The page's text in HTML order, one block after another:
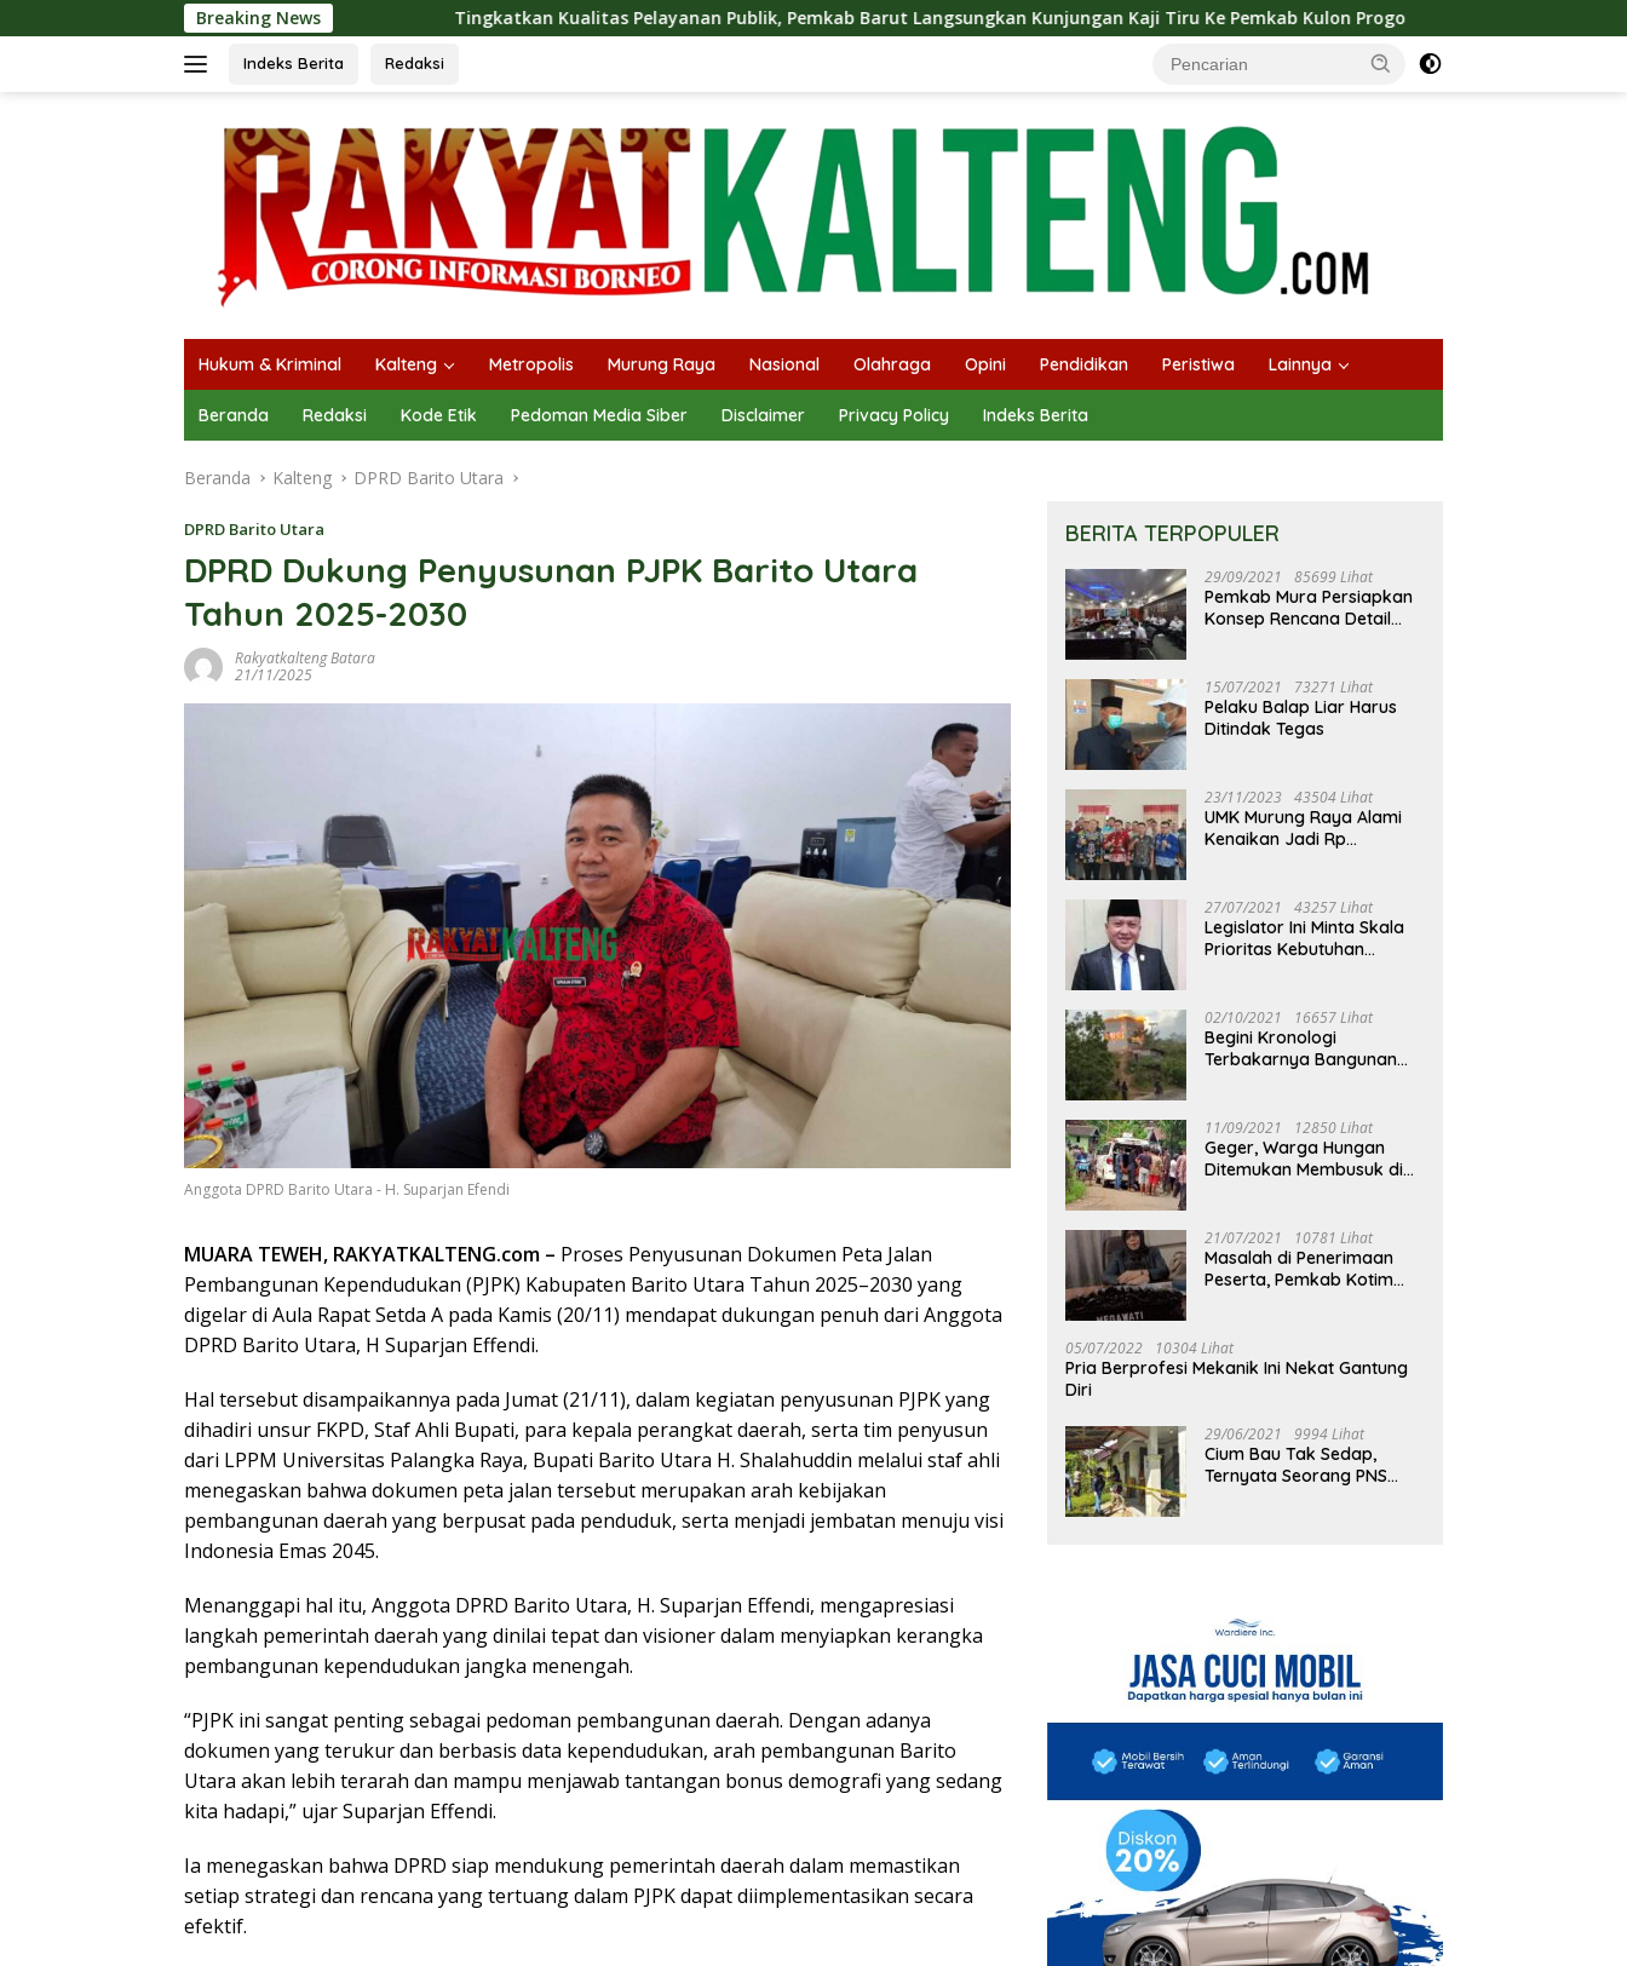
ke
Breaking News
Tingkatkan Kualitas Pelayanan Publik, Pemkab Barut Langsungkan Kunjungan Kaji Tiru Ke Pemkab Kulon Progo Langsungkan Kaji Tiru, Bupati Bantul
Indeks Berita Redaksi
Hukum & Kriminal Kalteng Metropolis Murung Raya Nasional Olahraga Opini Pendidikan Peristiwa Lainnya
Beranda Redaksi Kode Etik Pedoman Media Siber Disclaimer Privacy Policy Indeks Berita
Beranda Kalteng DPRD Barito Utara
DPRD Barito Utara
DPRD Dukung Penyusunan PJPK Barito Utara
Tahun 2025-2030
Rakyatkalteng Batara
21/11/2025
Anggota DPRD Barito Utara - H. Suparjan Efendi
MUARA TEWEH, RAKYATKALTENG.com – Proses Penyusunan Dokumen Peta Jalan
Pembangunan Kependudukan (PJPK) Kabupaten Barito Utara Tahun 2025–2030 yang
digelar di Aula Rapat Setda A pada Kamis (20/11) mendapat dukungan penuh dari Anggota
DPRD Barito Utara, H Suparjan Effendi.
Hal tersebut disampaikannya pada Jumat (21/11), dalam kegiatan penyusunan PJPK yang
dihadiri unsur FKPD, Staf Ahli Bupati, para kepala perangkat daerah, serta tim penyusun
dari LPPM Universitas Palangka Raya, Bupati Barito Utara H. Shalahuddin melalui staf ahli
menegaskan bahwa dokumen peta jalan tersebut merupakan arah kebijakan
pembangunan daerah yang berpusat pada penduduk, serta menjadi jembatan menuju visi
Indonesia Emas 2045.
Menanggapi hal itu, Anggota DPRD Barito Utara, H. Suparjan Effendi, mengapresiasi
langkah pemerintah daerah yang dinilai tepat dan visioner dalam menyiapkan kerangka
pembangunan kependudukan jangka menengah.
“PJPK ini sangat penting sebagai pedoman pembangunan daerah. Dengan adanya
dokumen yang terukur dan berbasis data kependudukan, arah pembangunan Barito
Utara akan lebih terarah dan mampu menjawab tantangan bonus demografi yang sedang
kita hadapi,” ujar Suparjan Effendi.
Ia menegaskan bahwa DPRD siap mendukung pemerintah daerah dalam memastikan
setiap strategi dan rencana yang tertuang dalam PJPK dapat diimplementasikan secara
efektif.
BERITA TERPOPULER
29/09/2021 85699 Lihat
Pemkab Mura Persiapkan
Konsep Rencana Detail
15/07/2021 73271 Lihat
Pelaku Balap Liar Harus
Ditindak Tegas
23/11/2023 43504 Lihat
UMK Murung Raya Alami
Kenaikan Jadi Rp
27/07/2021 43257 Lihat
Legislator Ini Minta Skala
Prioritas Kebutuhan
02/10/2021 16657 Lihat
Begini Kronologi
Terbakarnya Bangunan
11/09/2021 12850 Lihat
Geger, Warga Hungan
Ditemukan Membusuk di
21/07/2021 10781 Lihat
Masalah di Penerimaan
Peserta, Pemkab Kotim
05/07/2022 10304 Lihat
Pria Berprofesi Mekanik Ini Nekat Gantung
Diri
29/06/2021 9994 Lihat
Cium Bau Tak Sedap,
Ternyata Seorang PNS